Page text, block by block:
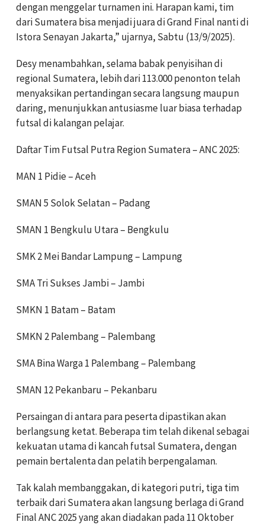
dengan menggelar turnamen ini. Harapan kami, tim
dari Sumatera bisa menjadi juara di Grand Final nanti di
Istora Senayan Jakarta,” ujarnya, Sabtu (13/9/2025).
Desy menambahkan, selama babak penyisihan di
regional Sumatera, lebih dari 113.000 penonton telah
menyaksikan pertandingan secara langsung maupun
daring, menunjukkan antusiasme luar biasa terhadap
futsal di kalangan pelajar.
Daftar Tim Futsal Putra Region Sumatera – ANC 2025:
MAN 1 Pidie – Aceh
SMAN 5 Solok Selatan – Padang
SMAN 1 Bengkulu Utara – Bengkulu
SMK 2 Mei Bandar Lampung – Lampung
SMA Tri Sukses Jambi – Jambi
SMKN 1 Batam – Batam
SMKN 2 Palembang – Palembang
SMA Bina Warga 1 Palembang – Palembang
SMAN 12 Pekanbaru – Pekanbaru
Persaingan di antara para peserta dipastikan akan
berlangsung ketat. Beberapa tim telah dikenal sebagai
kekuatan utama di kancah futsal Sumatera, dengan
pemain bertalenta dan pelatih berpengalaman.
Tak kalah membanggakan, di kategori putri, tiga tim
terbaik dari Sumatera akan langsung berlaga di Grand
Final ANC 2025 yang akan diadakan pada 11 Oktober